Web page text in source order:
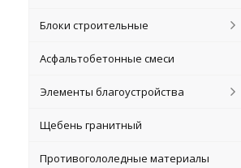
Блоки строительные
Асфальтобетонные смеси
Элементы благоустройства
Щебень гранитный
Противогололедные материалы